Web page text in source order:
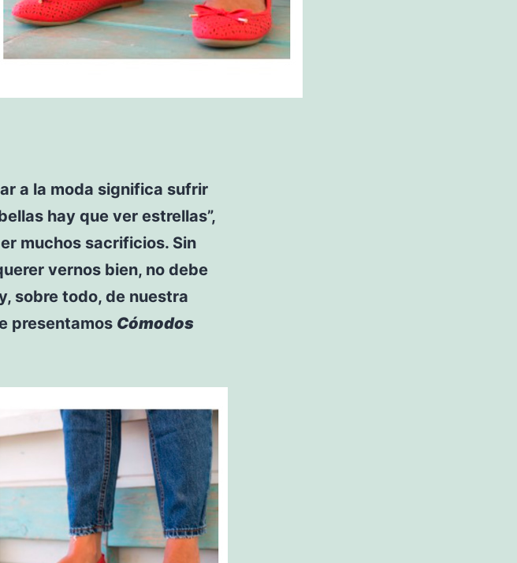
a la moda significa sufrir
hay que ver estrellas”,
muchos sacrificios. Sin
vernos bien, no debe
sobre todo, de nuestra
presentamos Cómodos